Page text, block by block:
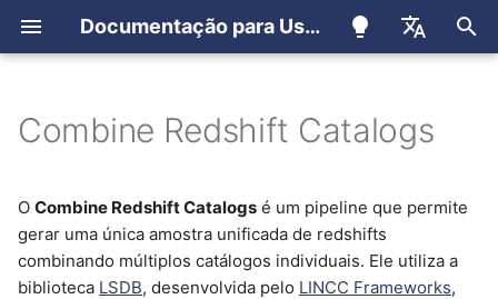
Documentação para Usuários
English
i
a
Registro para membros do
LSST
IDAC-BR Science Platform
JupyterHub
Container (Apptainer)
EUPS
Combine Redshift Catalogs
O Combine Redshift Catalogs é um pipeline que permite
gerar uma única amostra unificada de redshifts
combinando múltiplos catálogos individuais. Ele utiliza a
biblioteca LSDB, desenvolvida pelo LINCC Frameworks,